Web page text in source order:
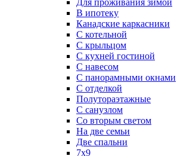
Для проживания зимой
В ипотеку
Канадские каркасники
С котельной
С крыльцом
С кухней гостиной
С навесом
С панорамными окнами
С отделкой
Полутораэтажные
С санузлом
Со вторым светом
На две семьи
Две спальни
7х9